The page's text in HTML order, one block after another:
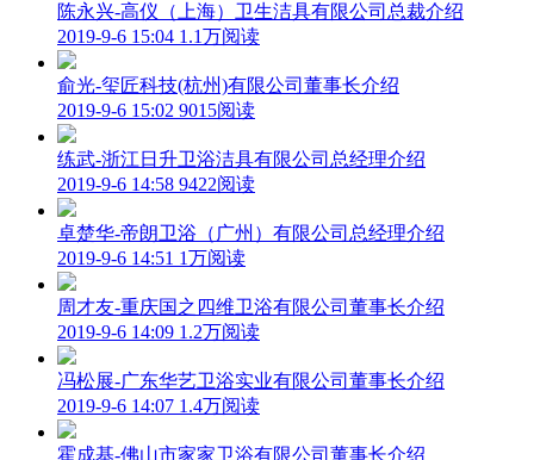
陈永兴-高仪（上海）卫生洁具有限公司总裁介绍
2019-9-6 15:04 1.1万阅读
俞光-玺匠科技(杭州)有限公司董事长介绍
2019-9-6 15:02 9015阅读
练武-浙江日升卫浴洁具有限公司总经理介绍
2019-9-6 14:58 9422阅读
卓楚华-帝朗卫浴（广州）有限公司总经理介绍
2019-9-6 14:51 1万阅读
周才友-重庆国之四维卫浴有限公司董事长介绍
2019-9-6 14:09 1.2万阅读
冯松展-广东华艺卫浴实业有限公司董事长介绍
2019-9-6 14:07 1.4万阅读
霍成基-佛山市家家卫浴有限公司董事长介绍